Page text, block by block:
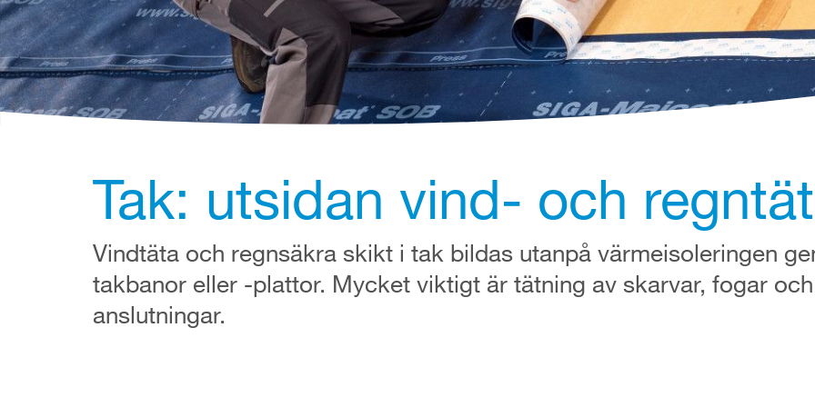
Tak: utsidan vind- och regntät
Vindtäta och regnsäkra skikt i tak bildas utanpå värmeisoleringen
takbanor eller -plattor. Mycket viktigt är tätning av skarvar, fogar och
anslutningar.